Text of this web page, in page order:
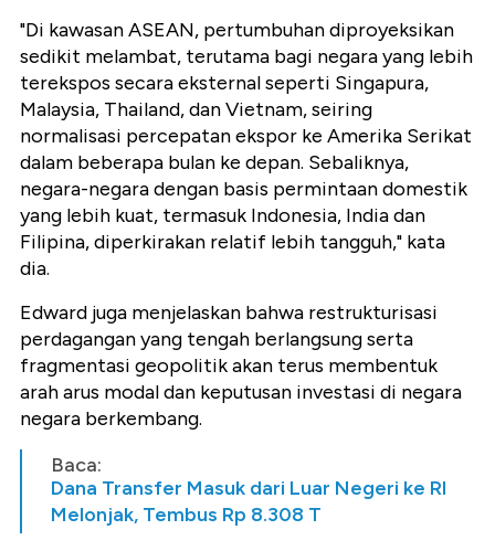
"Di kawasan ASEAN, pertumbuhan diproyeksikan
sedikit melambat, terutama bagi negara yang lebih
terekspos secara eksternal seperti Singapura,
Malaysia, Thailand, dan Vietnam, seiring
normalisasi percepatan ekspor ke Amerika Serikat
dalam beberapa bulan ke depan. Sebaliknya,
negara-negara dengan basis permintaan domestik
yang lebih kuat, termasuk Indonesia, India dan
Filipina, diperkirakan relatif lebih tangguh," kata
dia.
Edward juga menjelaskan bahwa restrukturisasi
perdagangan yang tengah berlangsung serta
fragmentasi geopolitik akan terus membentuk
arah arus modal dan keputusan investasi di negara
negara berkembang.
Baca:
Dana Transfer Masuk dari Luar Negeri ke RI
Melonjak, Tembus Rp 8.308 T